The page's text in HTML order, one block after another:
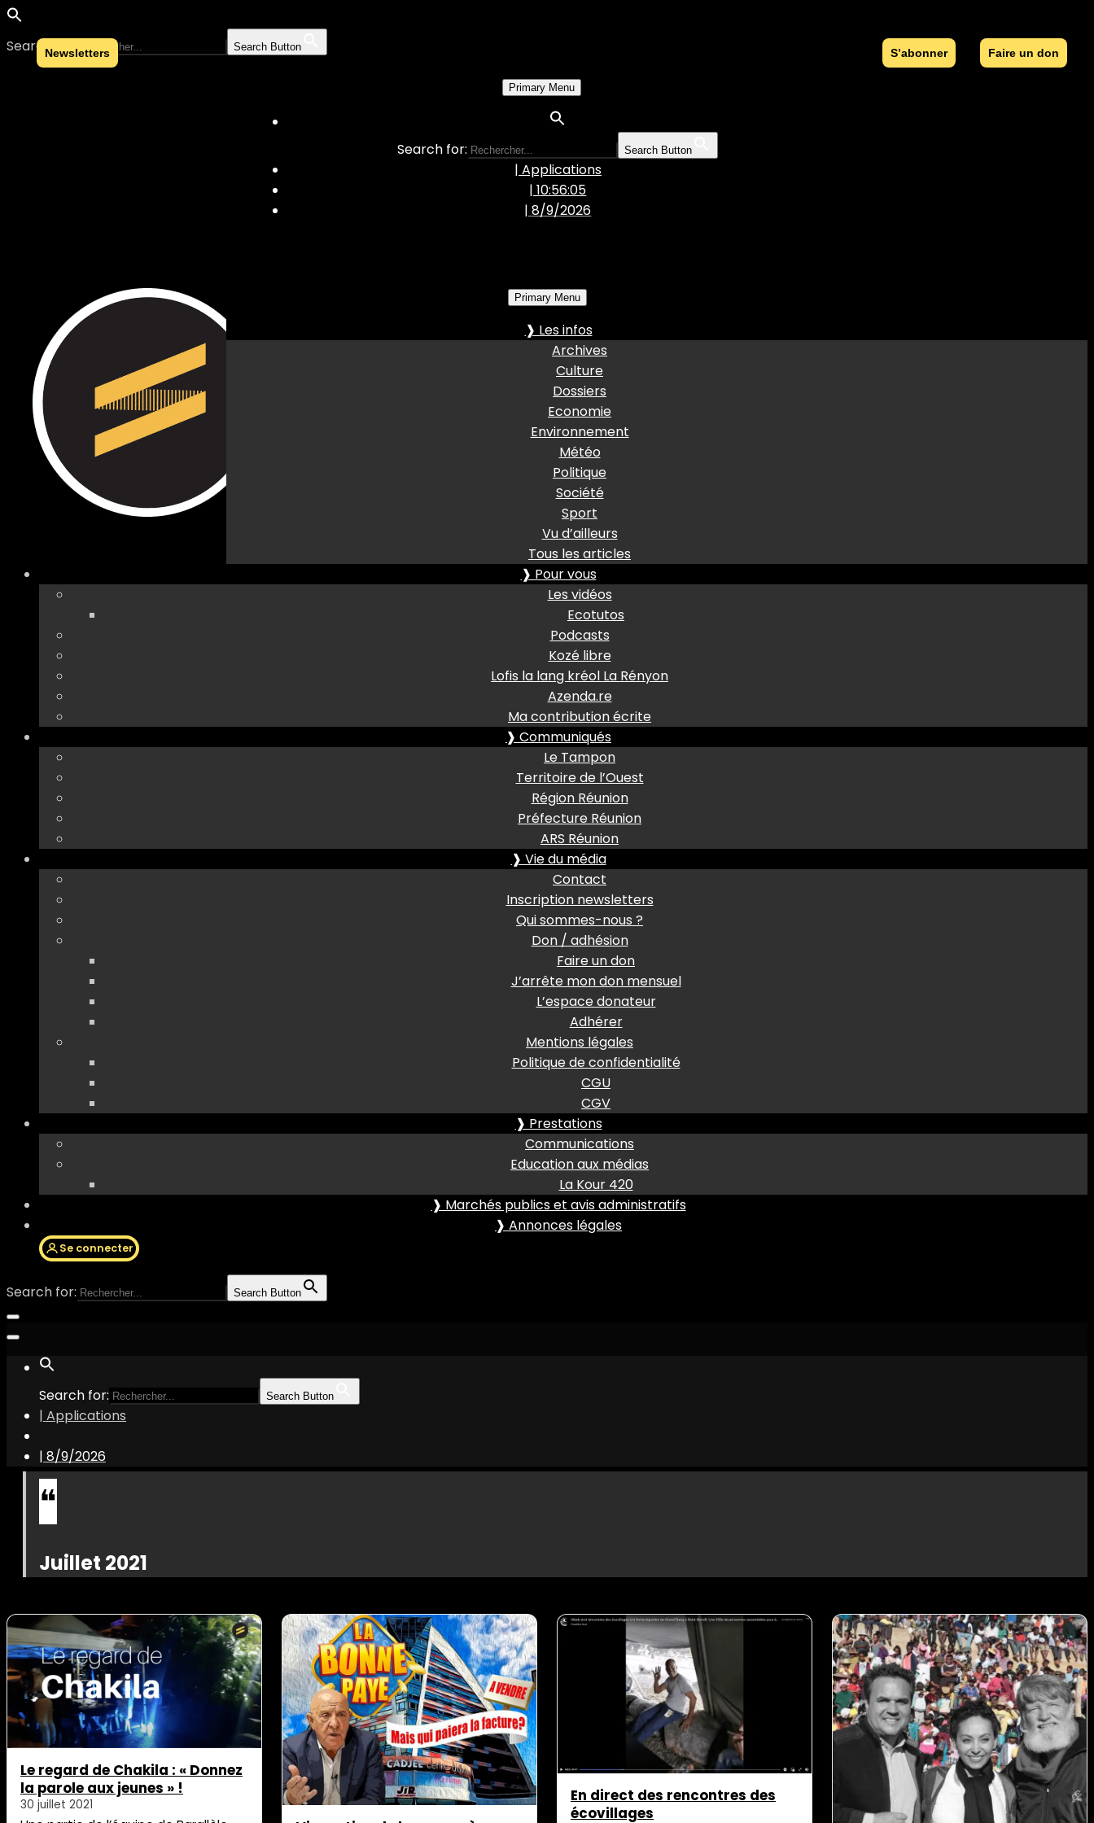
Search for: Search Button
Skip to content
Primary Menu
Search for: Search Button
| Applications
| 10:56:05
|8/9/2026
Primary Menu
❱ Les infos
Archives
Culture
Dossiers
Economie
Environnement
Météo
Politique
Société
Sport
Vu d’ailleurs
Tous les articles
❱ Pour vous
Les vidéos
Ecotutos
Podcasts
Kozé libre
Lofis la lang kréol La Rényon
Azenda.re
Ma contribution écrite
❱ Communiqués
Le Tampon
Territoire de l’Ouest
Région Réunion
Préfecture Réunion
ARS Réunion
❱ Vie du média
Contact
Inscription newsletters
Qui sommes-nous ?
Don / adhésion
Faire un don
J’arrête mon don mensuel
L’espace donateur
Adhérer
Mentions légales
Politique de confidentialité
CGU
CGV
❱ Prestations
Communications
Education aux médias
La Kour 420
❱ Marchés publics et avis administratifs
❱ Annonces légales
Se connecter
Search for: Search Button
Search for: Search Button
| Applications
| 8/9/2026
Juillet 2021
Le regard de Chakila : « Donnez
la parole aux jeunes » !
30 juillet 2021
En direct des rencontres des
écovillages
S’abonner Faire un don
Newsletters